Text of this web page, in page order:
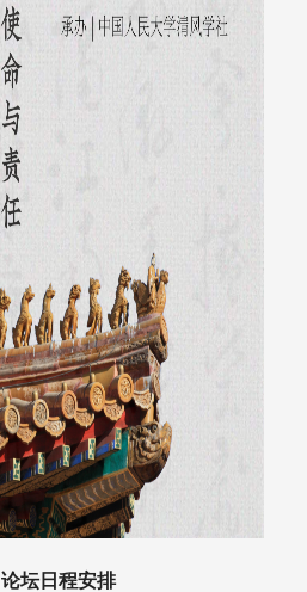
论坛日程安排